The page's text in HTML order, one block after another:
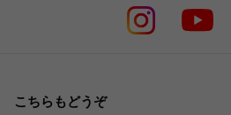
こちらもどうぞ